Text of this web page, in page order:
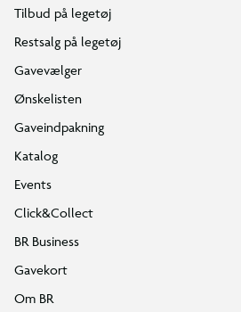
Tilbud på legetøj
Restsalg på legetøj
Gavevælger
Ønskelisten
Gaveindpakning
Katalog
Events
Click&Collect
BR Business
Gavekort
Om BR